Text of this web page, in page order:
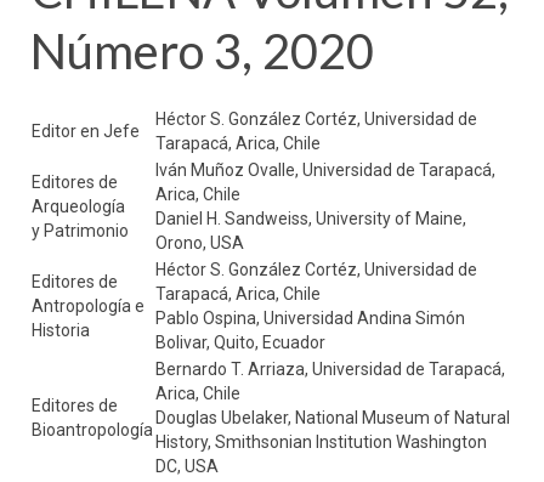
Número 3, 2020
Editor en Jefe
Héctor S. González Cortéz, Universidad de
Tarapacá, Arica, Chile
Editores de
Arqueología
y Patrimonio
Iván Muñoz Ovalle, Universidad de Tarapacá,
Arica, Chile
Daniel H. Sandweiss, University of Maine,
Orono, USA
Editores de
Antropología e
Historia
Héctor S. González Cortéz, Universidad de
Tarapacá, Arica, Chile
Pablo Ospina, Universidad Andina Simón
Bolivar, Quito, Ecuador
Editores de
Bioantropología
Bernardo T. Arriaza, Universidad de Tarapacá,
Arica, Chile
Douglas Ubelaker, National Museum of Natural
History, Smithsonian Institution Washington
DC, USA